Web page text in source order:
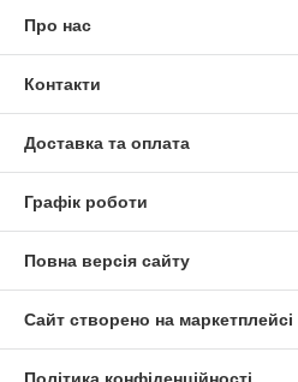
Про нас
Контакти
Доставка та оплата
Графік роботи
Повна версія сайту
Сайт створено на маркетплейсі